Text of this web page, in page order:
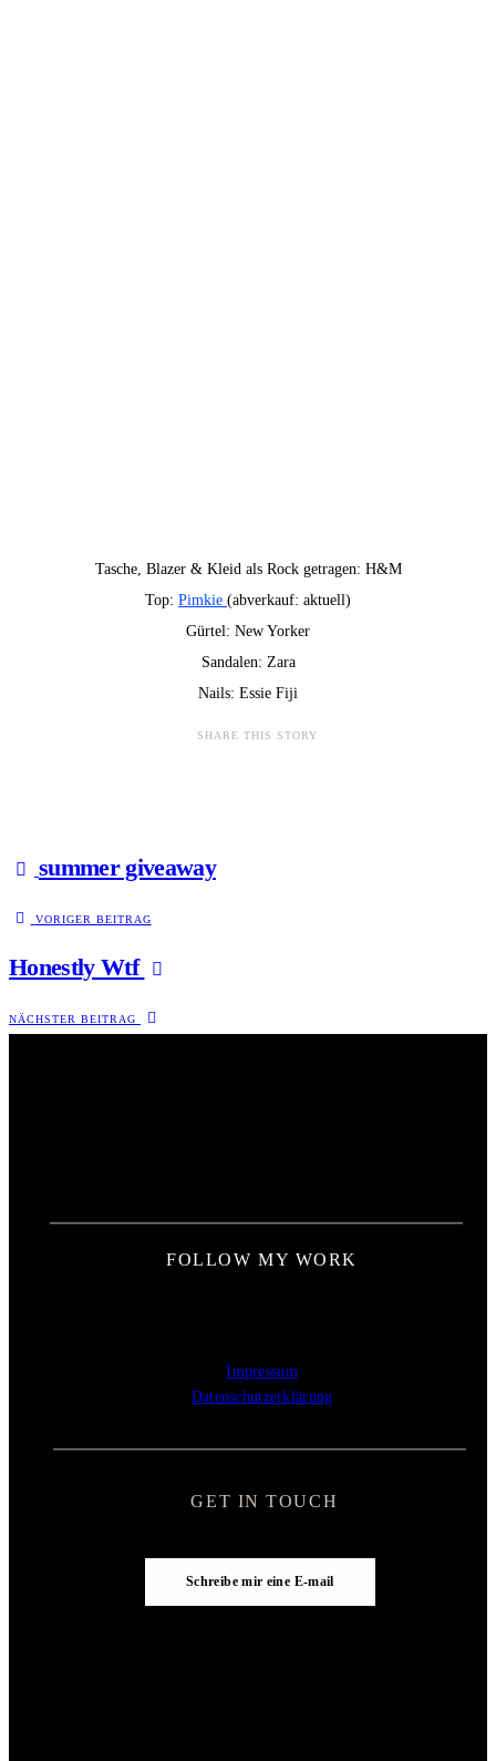
Tasche, Blazer & Kleid als Rock getragen: H&M
Top: Pimkie (abverkauf: aktuell)
Gürtel: New Yorker
Sandalen: Zara
Nails: Essie Fiji
SHARE THIS STORY
summer giveaway
VORIGER BEITRAG
Honestly Wtf
NÄCHSTER BEITRAG
FOLLOW MY WORK
GET IN TOUCH
Schreibe mir eine E-mail
Impressum
Datenschutzerklärung